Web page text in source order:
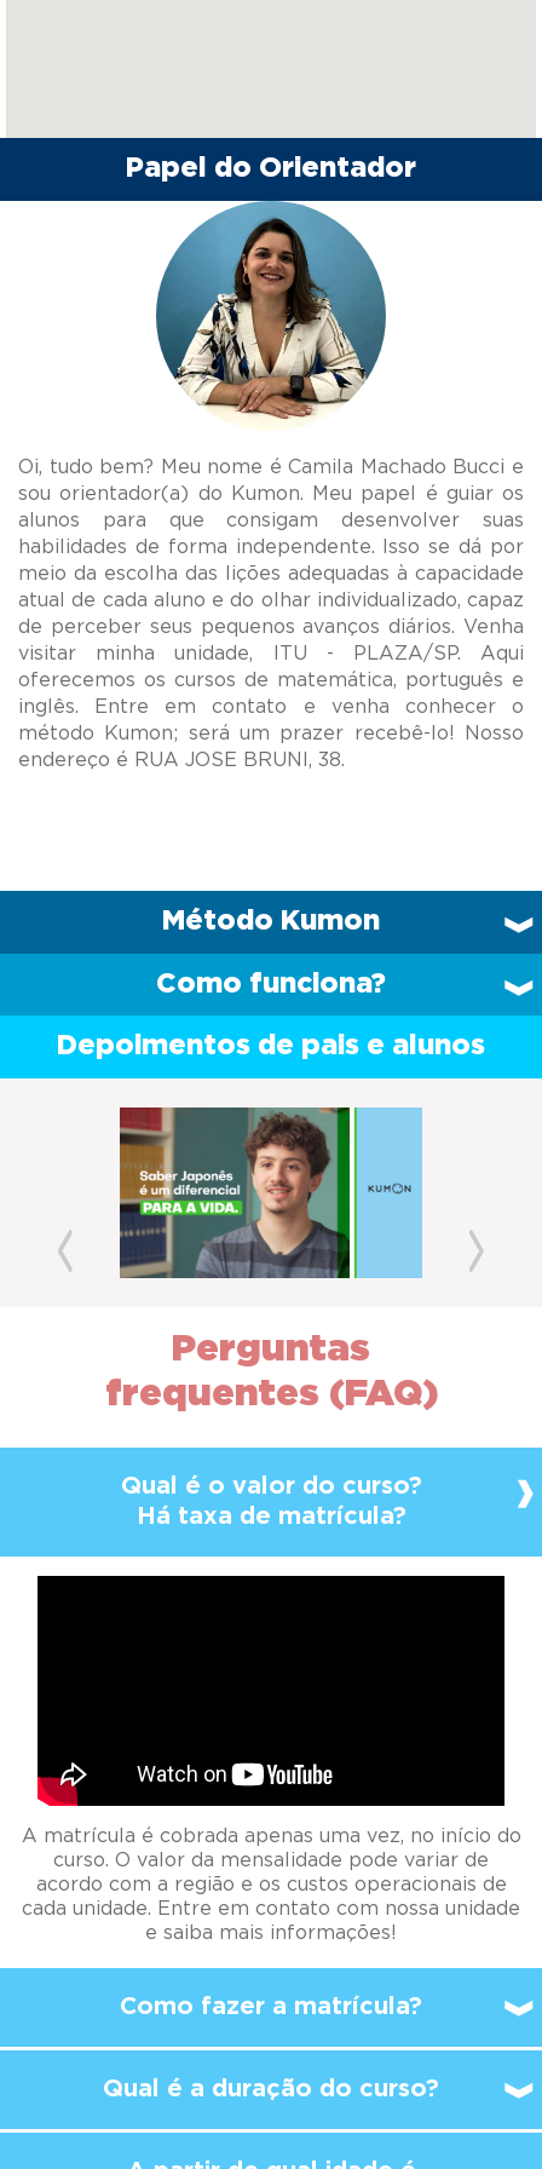
Papel do Orientador
Oi, tudo bem? Meu nome é Camila Machado Bucci e
sou orientador(a) do Kumon. Meu papel é guiar os
alunos para que consigam desenvolver suas
habilidades de forma independente. Isso se dá por
meio da escolha das lições adequadas à capacidade
atual de cada aluno e do olhar individualizado, capaz
de perceber seus pequenos avanços diários. Venha
visitar minha unidade, ITU - PLAZA/SP. Aqui
oferecemos os cursos de matemática, português e
inglês. Entre em contato e venha conhecer o
método Kumon; será um prazer recebê-lo! Nosso
Método Kumon
Como funciona?
Depoimentos de pais e alunos
Previous
Perguntas
frequentes (FAQ)
Qual é o valor do curso?
Há taxa de matrícula?
cada unidade. Entre em contato com nossa unidade
e saiba mais informações!
Como fazer a matrícula?
Qual é a duração do curso?
possívelcomeçar a
estudar no Kumon?